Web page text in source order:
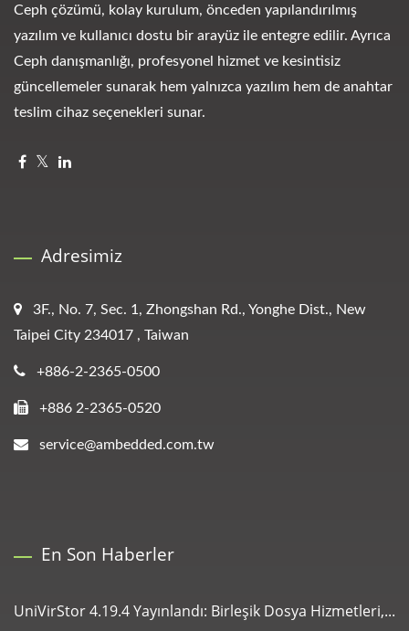
Ceph çözümü, kolay kurulum, önceden yapılandırılmış
yazılım ve kullanıcı dostu bir arayüz ile entegre edilir. Ayrıca
Ceph danışmanlığı, profesyonel hizmet ve kesintisiz
güncellemeler sunarak hem yalnızca yazılım hem de anahtar
teslim cihaz seçenekleri sunar.
Adresimiz
3F., No. 7, Sec. 1, Zhongshan Rd., Yonghe Dist., New
Taipei City 234017 , Taiwan
+886-2-2365-0500
+886 2-2365-0520
service@ambedded.com.tw
En Son Haberler
UniVirStor 4.19.4 Yayınlandı: Birleşik Dosya Hizmetleri,...